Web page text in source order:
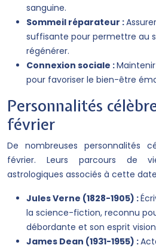
sanguine.
Sommeil réparateur :
suffisante pour permettre au
régénérer.
Connexion sociale :
pour favoriser le bien-être
Personnalités
février
De nombreuses personnalités
février. Leurs parcours de
astrologiques associés à cette
Jules Verne (1828-1905) :
la science-fiction, reconnu
débordante et son esprit
James Dean (1931-1955) :